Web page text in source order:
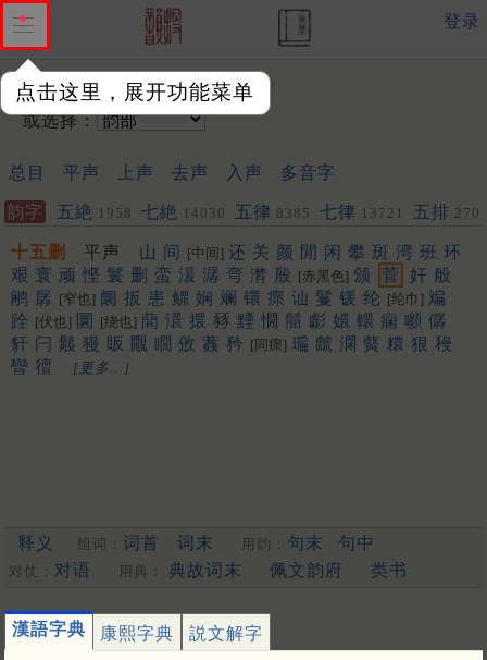
点击这里，展开功能菜单
登录
输入韵字：
或选择：
总目 平声 上声 去声 入声 多音字
韵字 五絶 1958 七絶 14030 五律 8385 七律 13721 五排 270
十五删 平声 山 间 [中间] 还 关 颜 閒 闲 攀 斑 湾 班 环
艰 寰 顽 悭 鬟 删 蛮 湲 潺 弯 潸 殷 [赤黑色] 颁 菅 奸 般
鹇 孱 [窄也] 阛 扳 患 鳏 娴 斓 镮 瘝 讪 鬘 锾 纶 [纶巾] 斒
跧 [伏也] 圜 [绕也] 蕳 澴 擐 豩 黫 憪 鬝 虨 嬛 轘 痫 㘖 僝
豻 闩 䰉 獌 眅 覵 瞯 攽 葌 矜 [同瘝] 㻞 虤 澖 藖 糫 狠 䅼
矕 㣶 [更多…]
释义 组词： 词首 词末 用韵： 句末 句中
对仗： 对语 用典： 典故词末 佩文韵府 类书
漢語字典 康熙字典 説文解字